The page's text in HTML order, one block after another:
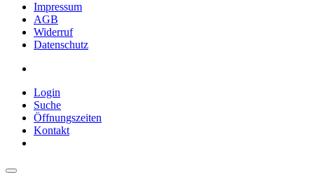
Impressum
AGB
Widerruf
Datenschutz
Login
Suche
Öffnungszeiten
Kontakt